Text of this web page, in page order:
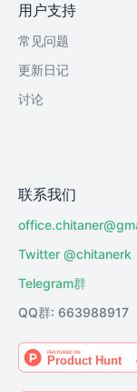
用户支持
常见问题
更新日记
讨论
联系我们
Twitter @chitanerk
Telegram群
QQ群: 663988917